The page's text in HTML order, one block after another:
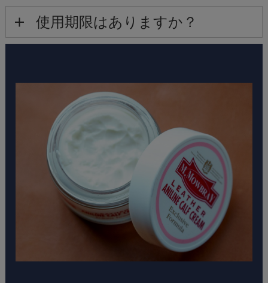
使用期限はありますか？